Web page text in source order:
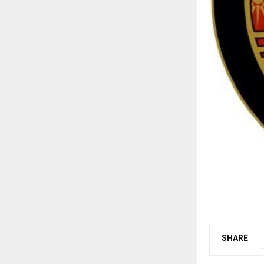
SHARE